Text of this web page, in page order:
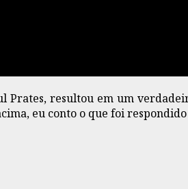
Prates, resultou em um
eu conto o que foi